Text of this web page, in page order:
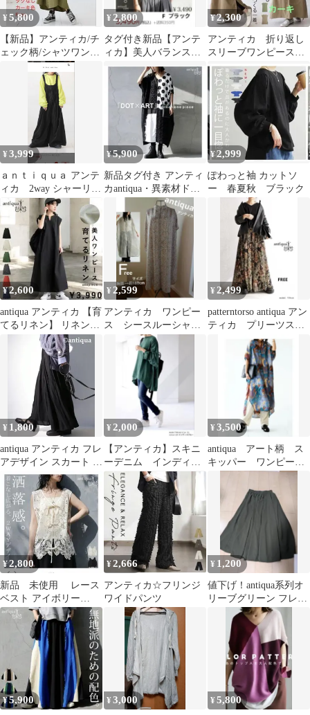
¥5,800
【新品】アンティカ/チ
ェック柄/シャツワンピ
ース/カーキ色/Free
¥ 2,800
タグ付き新品【アンテ
ィカ】美人バランス。
半袖トップスコクーン
シルエット 半袖
¥ 2,300
アンティカ 折り返し
スリーブワンピース
カーキ
¥3,999
ａｎｔｉｑｕａ アンテ
ィカ 2way シャーリン
グ サロペット パンツ
ブラック
¥5,900
新品タグ付き アンティ
カantiqua・異素材ドッ
ト柄 配色ドルマンワ
ンピース
¥2,999
ぽわっと袖 カットソ
ー 春夏秋 ブラック
¥2,600
antiqua アンティカ 【育
てるリネン】 リネンワ
¥2,599
アンティカ ワンピー
ス シースルーシャ
ツ 大きいサイズ ゆ
ったりantiqua
¥2,499
patterntorso antiqua アン
ティカ プリーツスカ
ート FREE
¥ 1,800
antiqua アンティカ フレ
アデザイン スカート ブ
ラック M
¥ 2,000
【アンティカ】スキニ
ーデニム インディゴ
ブルー XL
¥3,500
antiqua アート柄 ス
キッパー ワンピー
ス アンティカ
¥2,800
新品 未使用 レース
ベスト アイボリー
2WAY
¥2,666
アンティカ☆フリンジ
ワイドパンツ
¥ 1,200
値下げ！antiqua系列オ
リーブグリーン フレア
ロングスカート
¥5,900 ¥3,000 ¥5,800